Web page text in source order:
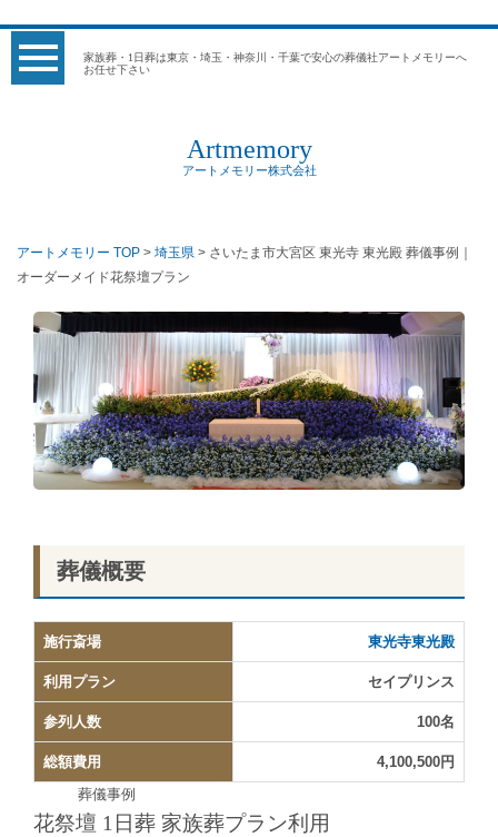
家族葬・1日葬は東京・埼玉・神奈川・千葉で安心の葬儀社アートメモリーへ
お任せ下さい
Artmemory
アートメモリー株式会社
アートメモリー TOP > 埼玉県 > さいたま市大宮区 東光寺 東光殿 葬儀事例｜
オーダーメイド花祭壇プラン
葬儀概要
施行斎場 東光寺東光殿
利用プラン セイプリンス
参列人数 100名
総額費用
4,100,500円
葬儀事例
花祭壇 1日葬 家族葬プラン利用